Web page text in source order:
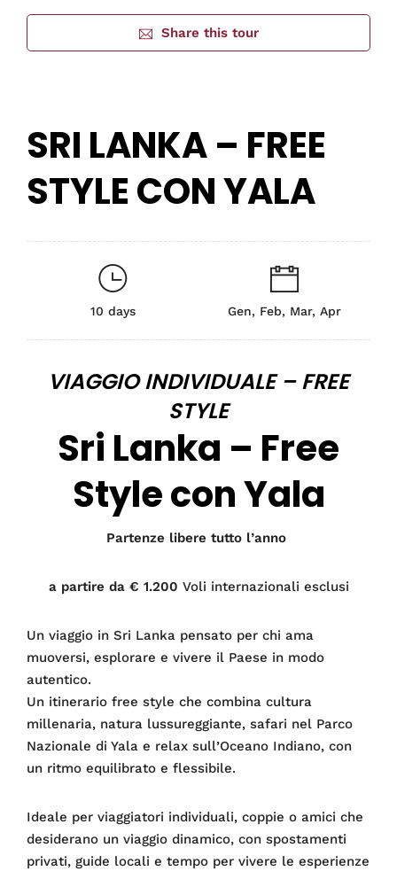
Share this tour
SRI LANKA – FREE
STYLE CON YALA
10 days Gen, Feb, Mar, Apr
VIAGGIO INDIVIDUALE – FREE
STYLE
Sri Lanka – Free
Style con Yala
Partenze libere tutto l’anno
a partire da € 1.200 Voli internazionali esclusi
Un viaggio in Sri Lanka pensato per chi ama
muoversi, esplorare e vivere il Paese in modo
autentico.
Un itinerario free style che combina cultura
millenaria, natura lussureggiante, safari nel Parco
Nazionale di Yala e relax sull’Oceano Indiano, con
un ritmo equilibrato e flessibile.
Ideale per viaggiatori individuali, coppie o amici che
desiderano un viaggio dinamico, con spostamenti
privati, guide locali e tempo per vivere le esperienze